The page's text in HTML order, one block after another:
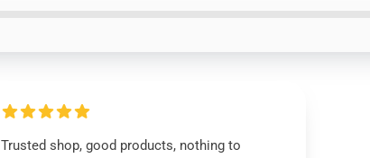
Trusted shop, good products, nothing to